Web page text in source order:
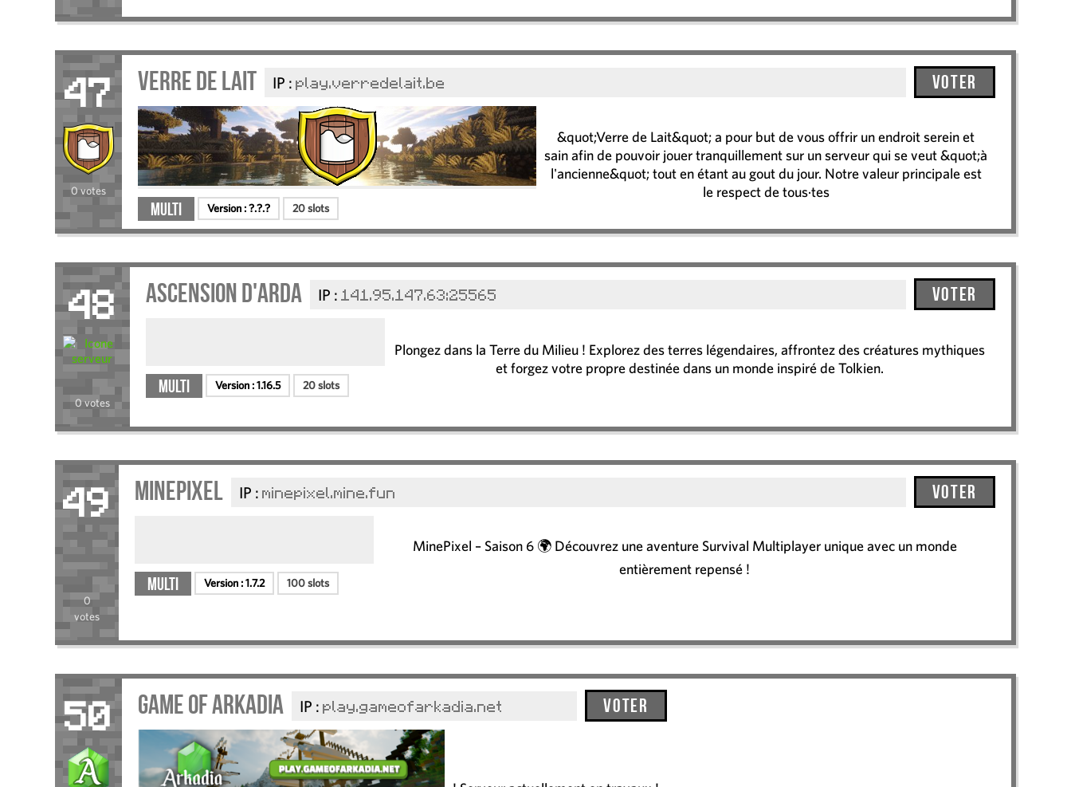
47
0 votes
Verre de Lait IP : play.verredelait.be Voter
Multi Version :?.?.? 20 slots
&quot;Verre de Lait&quot; a pour but de vous offrir un endroit serein et
sain afin de pouvoir jouer tranquillement sur un serveur qui se veut &quot;à
l'ancienne&quot; tout en étant au gout du jour. Notre valeur principale est
le respect de tous·tes
48
0 votes
Ascension d'Arda IP : 141.95.147.63:25565 Voter
Multi Version :1.16.5 20 slots
Plongez dans la Terre du Milieu ! Explorez des terres légendaires, affrontez des créatures mythiques
et forgez votre propre destinée dans un monde inspiré de Tolkien.
49
0
votes
MinePixel IP : minepixel.mine.fun Voter
Multi Version :1.7.2 100 slots
MinePixel – Saison 6 🌍 Découvrez une aventure Survival Multiplayer unique avec un monde
entièrement repensé !
50 Game Of Arkadia IP : play.gameofarkadia.net Voter